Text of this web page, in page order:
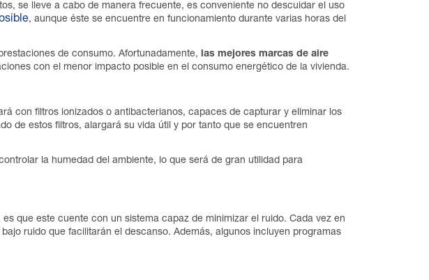
se lleve a cabo de manera frecuente, es conveniente no descuidar el uso
, aunque éste se encuentre en funcionamiento durante varias horas del
de consumo. Afortunadamente,
las mejores marcas de aire
con el menor impacto posible en el consumo energético de la vivienda.
con filtros ionizados o antibacterianos, capaces de capturar y eliminar los
de estos filtros, alargará su vida útil y por tanto que se encuentren
la humedad del ambiente, lo que será de gran utilidad para
es que este cuente con un sistema capaz de minimizar el ruido. Cada vez en
ruido que facilitarán el descanso. Además, algunos incluyen programas